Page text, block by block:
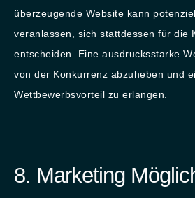
überzeugende Website kann
veranlassen, sich stattdessen für die
entscheiden. Eine ausdrucksstarke
von der Konkurrenz abzuheben und
Wettbewerbsvorteil zu erlangen.
8. Marketing